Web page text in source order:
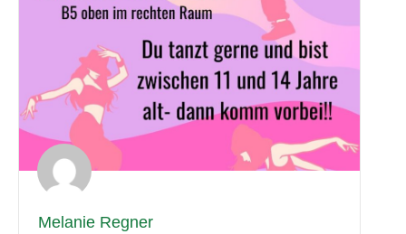
Melanie Regner